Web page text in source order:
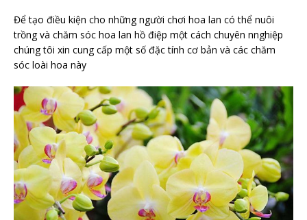
Để tạo điều kiện cho những người chơi hoa lan có thể nuôi
trồng và chăm sóc hoa lan hồ điệp một cách chuyên nnghiệp
chúng tôi xin cung cấp một số đặc tính cơ bản và các chăm
sóc loài hoa này